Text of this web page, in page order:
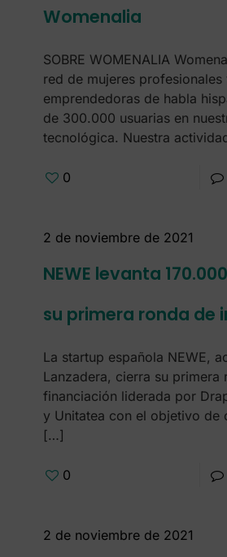
Womenalia
SOBRE WOMENALIA
red de mujeres profesionales
emprendedoras de habla
de 300.000 usuarias en
tecnológica. Nuestra
0
2 de noviembre de 2021
NEWE levanta
su primera ronda de
La startup española NEWE,
Lanzadera, cierra su primera
financiación liderada por
y Unitatea con el objetivo de
[…]
0
2 de noviembre de 2021